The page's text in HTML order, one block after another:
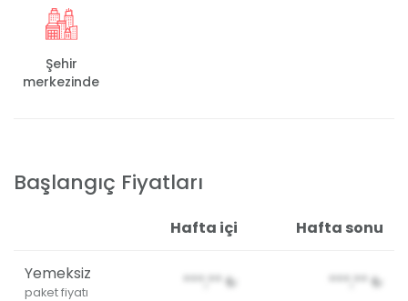
Şehir
merkezinde
Başlangıç Fiyatları
Hafta içi Hafta sonu
Yemeksiz
paket fiyatı
***,** ₺ ***,** ₺